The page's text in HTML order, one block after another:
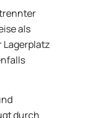
als
Lagerplatz
durch